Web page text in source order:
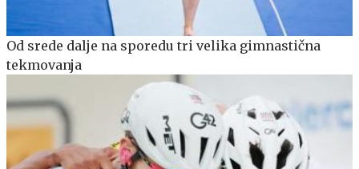
Od srede dalje na sporedu tri velika gimnastična
tekmovanja